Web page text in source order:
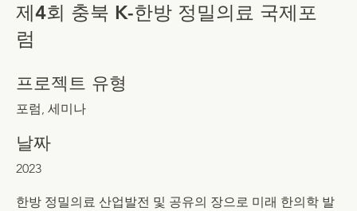
제4회 충북 K-한방 정밀의료 국제포
럼
프로젝트 유형
포럼, 세미나
날짜
2023
한방 정밀의료 산업발전 및 공유의 장으로 미래 한의학 발